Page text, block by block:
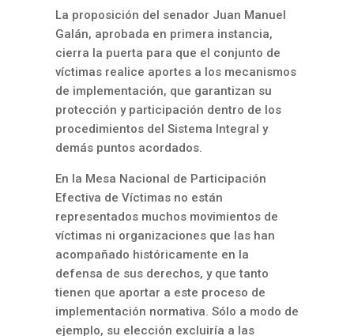
La proposición del senador Juan Manuel
Galán, aprobada en primera instancia,
cierra la puerta para que el conjunto de
víctimas realice aportes a los mecanismos
de implementación, que garantizan su
protección y participación dentro de los
procedimientos del Sistema Integral y
demás puntos acordados.
En la Mesa Nacional de Participación
Efectiva de Víctimas no están
representados muchos movimientos de
víctimas ni organizaciones que las han
acompañado históricamente en la
defensa de sus derechos, y que tanto
tienen que aportar a este proceso de
implementación normativa. Sólo a modo de
ejemplo, su elección excluiría a las